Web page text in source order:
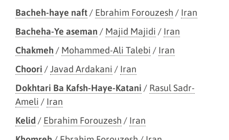
Bacheh-haye naft/ Ebrahim Forouzesh / Iran
Bacheha-Ye aseman / Majid Majidi / Iran
Chakmeh / Mohammed-Ali Talebi / Iran
Choori /Javad Ardakani / Iran
Dokhtari Ba Kafsh-Haye-Katani / Rasul Sadr-
Ameli / Iran
Kelid / Ebrahim Forouzesh / Iran